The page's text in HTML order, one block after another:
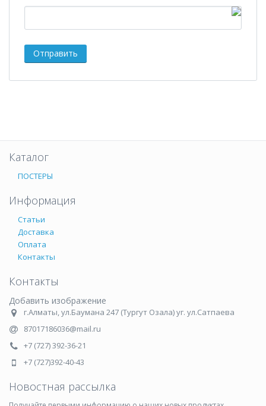
Каталог
ПОСТЕРЫ
Информация
Статьи
Доставка
Оплата
Контакты
Контакты
Добавить изображение
г.Алматы, ул.Баумана 247 (Тургут Озала) уг. ул.Сатпаева
87017186036@mail.ru
+7 (727) 392-36-21
+7 (727)392-40-43
Новостная рассылка